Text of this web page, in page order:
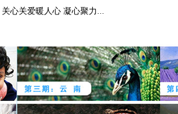
心关爱暖人心 凝心聚力...